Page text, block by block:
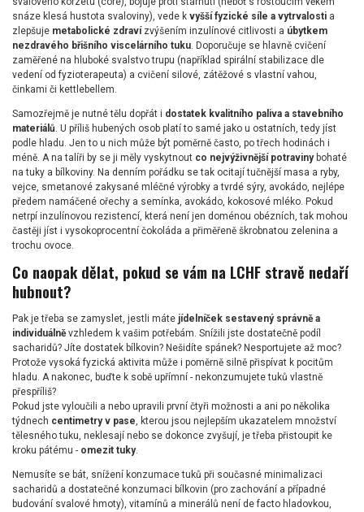
snáze klesá hustota svaloviny), vede k vyšší fyzické síle a vytrvalosti a
zlepšuje metabolické zdraví zvýšením inzulínové citlivosti a úbytkem
nezdravého břišního viscelárního tuku. Doporučuje se hlavně cvičení
zaměřené na hluboké svalstvo trupu (například spirální stabilizace dle
vedení od fyzioterapeuta) a cvičení silové, zátěžové s vlastní vahou,
činkami či kettlebellem.
Samozřejmě je nutné tělu dopřát i dostatek kvalitního paliva a stavebního
materiálů. U příliš hubených osob platí to samé jako u ostatních, tedy jíst
podle hladu. Jen to u nich může být poměrně často, po třech hodinách i
méně. A na talíři by se ji měly vyskytnout co nejvýživnější potravinybohaté
na tuky a bílkoviny. Na denním pořádku se tak ocitají tučnější masa a ryby,
vejce, smetanové zakysané mléčné výrobky a tvrdé sýry, avokádo, nejlépe
předem namáčené ořechy a semínka, avokádo, kokosové mléko. Pokud
netrpí inzulínovou rezistencí, která není jen doménou obézních, tak mohou
častěji jíst i vysokoprocentní čokoláda a přiměřeně škrobnatou zelenina a
trochu ovoce.
Co naopak dělat, pokud se vám na LCHF stravě nedaří
hubnout?
Pak je třeba se zamyslet, jestli máte jídelníček sestavený správně a
individuálněvzhledem k vašim potřebám. Snížili jste dostatečně podíl
sacharidů? Jíte dostatek bílkovin? Nešidíte spánek? Nesportujete až moc?
Protože vysoká fyzická aktivita může i poměrně silně přispívat k pocitům
hladu. A nakonec, buďte k sobě upřímní - nekonzumujete tuků vlastně
přespříliš?
Pokud jste vyloučili a nebo upravili první čtyři možnosti a ani po několika
týdnech centimetry v pase, kterou jsou nejlepším ukazatelem množství
tělesného tuku, neklesají nebo se dokonce zvyšují, je třeba přistoupit ke
kroku pátému - omezit tuky.
Nemusíte se bát, snížení konzumace tuků při současné minimalizaci
sacharidů a dostatečné konzumaci bílkovin (pro zachování a případné
budování svalové hmoty), vitamínů a minerálů není de facto hladovkou,